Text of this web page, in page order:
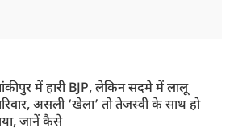
में हारी BJP, लेकिन सदमे में लालू
असली ‘खेला’ तो तेजस्वी के साथ हो
जानें कैसे